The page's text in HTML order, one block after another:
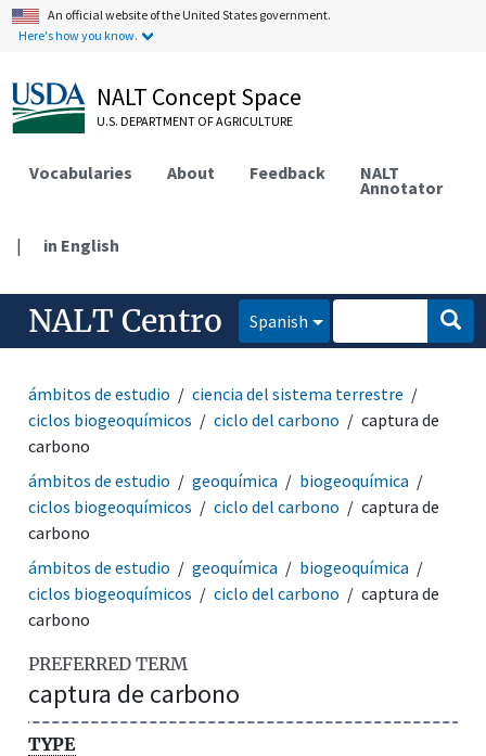
An official website of the United States government.
Here's how you know.
NALT Concept Space
U.S. DEPARTMENT OF AGRICULTURE
Vocabularies About Feedback NALT
Annotator
| in English
NALT Centro Spanish
ámbitos de estudio
ciencia del sistema terrestre
ciclos biogeoquímicos
ciclo del carbono
captura de
carbono
ámbitos de estudio
geoquímica
biogeoquímica
ciclos biogeoquímicos
ciclo del carbono
captura de
carbono
ámbitos de estudio
geoquímica
biogeoquímica
ciclos biogeoquímicos
ciclo del carbono
captura de
carbono
PREFERRED TERM
captura de carbono
TYPE